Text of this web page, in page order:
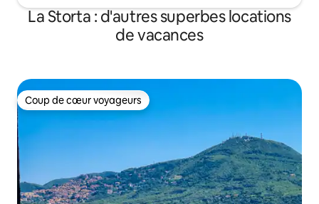
La Storta : d'autres superbes locations
de vacances
Coup de cœur voyageurs
Coup de cœur voyageurs